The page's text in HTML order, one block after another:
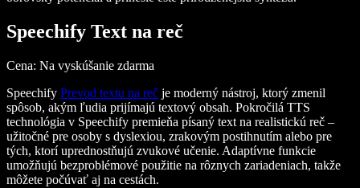
Speechify Text na reč
Cena: Na vyskúšanie zdarma
Speechify Prevod textu na reč je moderný nástroj, ktorý zmenil
spôsob, akým ľudia prijímajú textový obsah. Pokročilá TTS
technológia v Speechify premieňa písaný text na realistickú reč –
užitočné pre osoby s dyslexiou, zrakovým postihnutím alebo pre
tých, ktorí uprednostňujú zvukové učenie. Adaptívne funkcie
umožňujú bezproblémové použitie na rôznych zariadeniach, takže
môžete počúvať aj na cestách.